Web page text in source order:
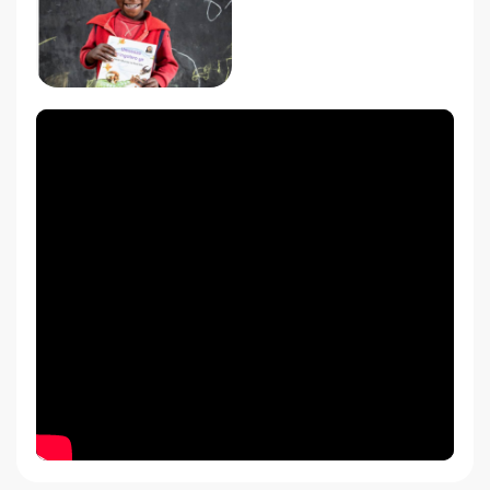
Het recht op bescherming tegen uitbuiting en
misbruik:
Wereldwijd zijn er ongeveer 250 miljoen kinderen
onder de 14 jaar die moeten werken om zichzelf en
hun families te helpen onderhouden. Ongeveer
mogelijk is de kinderarbeid af te schaffen wordt er
gekeken naar het verbeteren van werkcondities en